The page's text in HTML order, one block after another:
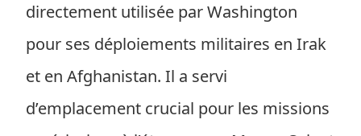
directement utilisée par Washington
pour ses déploiements militaires en Irak
et en Afghanistan. Il a servi
d’emplacement crucial pour les missions